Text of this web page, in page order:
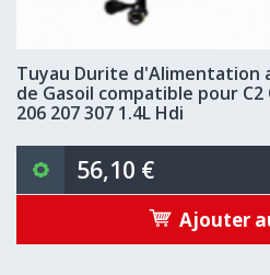
Tuyau Durite d'Alimentation
de Gasoil compatible pour C2
206 207 307 1.4L Hdi
56,10 €
Ajouter